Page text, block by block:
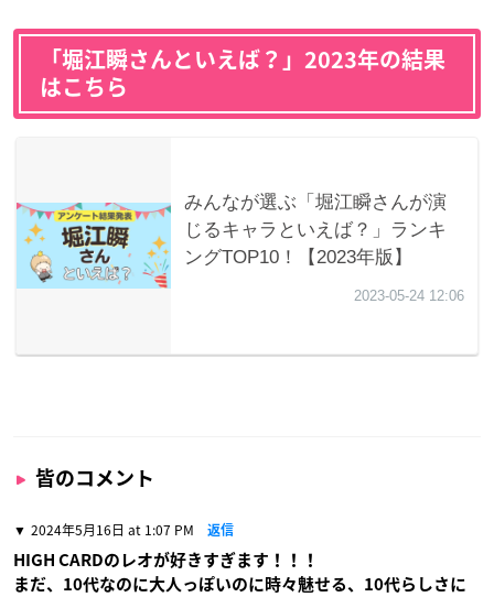
「堀江瞬さんといえば？」2023年の結果
はこちら
皆のコメント
2024年5月16日 at 1:07 PM 返信
HIGH CARDのレオが好きすぎます！！！
まだ、10代なのに大人っぽいのに時々魅せる、10代らしさに